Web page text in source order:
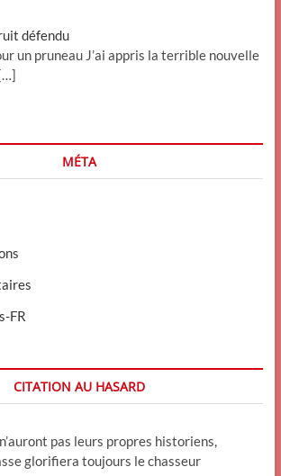
défendu
un pruneau J’ai appris la terrible nouvelle
MÉTA
FR
CITATION AU HASARD
pas leurs propres historiens,
glorifiera toujours le chasseur